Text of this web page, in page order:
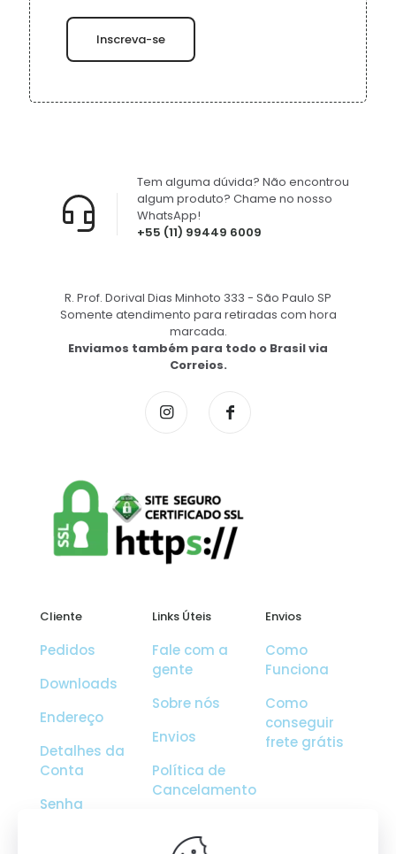
+55 (11) 99449 6009
Tem alguma dúvida? Não encontrou
algum produto? Chame no nosso
WhatsApp!
R. Prof. Dorival Dias Minhoto 333 - São Paulo SP
Somente atendimento para retiradas com hora
marcada.
Enviamos também para todo o Brasil via
Correios.
Cliente
Pedidos
Downloads
Endereço
Detalhes da
Conta
Senha
Links Úteis
Fale com a
gente
Sobre nós
Envios
Política de
Cancelamento
Envios
Como
Funciona
Como
conseguir
frete grátis